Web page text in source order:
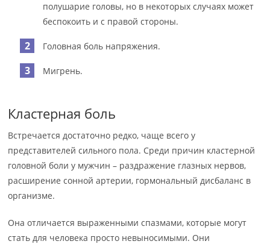
полушарие головы, но в некоторых случаях может
беспокоить и с правой стороны.
Головная боль напряжения.
Мигрень.
Кластерная боль
Встречается достаточно редко, чаще всего у
представителей сильного пола. Среди причин кластерной
головной боли у мужчин – раздражение глазных нервов,
расширение сонной артерии, гормональный дисбаланс в
организме.
Она отличается выраженными спазмами, которые могут
стать для человека просто невыносимыми. Они